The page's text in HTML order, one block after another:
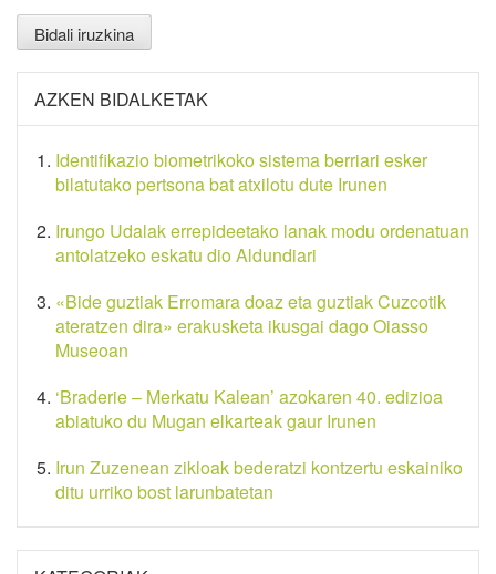
AZKEN BIDALKETAK
Identifikazio biometrikoko sistema berriari esker
bilatutako pertsona bat atxilotu dute Irunen
Irungo Udalak errepideetako lanak modu ordenatuan
antolatzeko eskatu dio Aldundiari
«Bide guztiak Erromara doaz eta guztiak Cuzcotik
ateratzen dira» erakusketa ikusgai dago Oiasso
Museoan
‘Braderie – Merkatu Kalean’ azokaren 40. edizioa
abiatuko du Mugan elkarteak gaur Irunen
Irun Zuzenean zikloak bederatzi kontzertu eskainiko
ditu urriko bost larunbatetan